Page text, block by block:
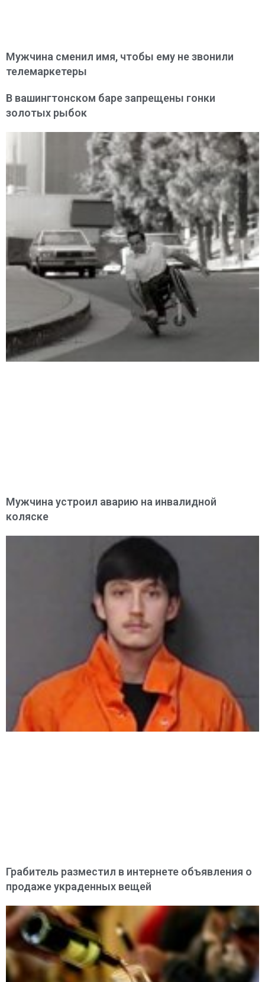
Мужчина сменил имя, чтобы ему не звонили
телемаркетеры
В вашингтонском баре запрещены гонки
золотых рыбок
Мужчина устроил аварию на инвалидной
коляске
Грабитель разместил в интернете объявления о
продаже украденных вещей